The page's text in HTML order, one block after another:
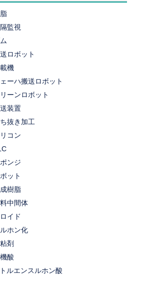
監視
ロボット
機
ーハ搬送ロボット
ーンロボット
装置
抜き加工
コン
ンジ
ット
樹脂
中間体
イド
ホン化
剤
酸
ルエンスルホン酸